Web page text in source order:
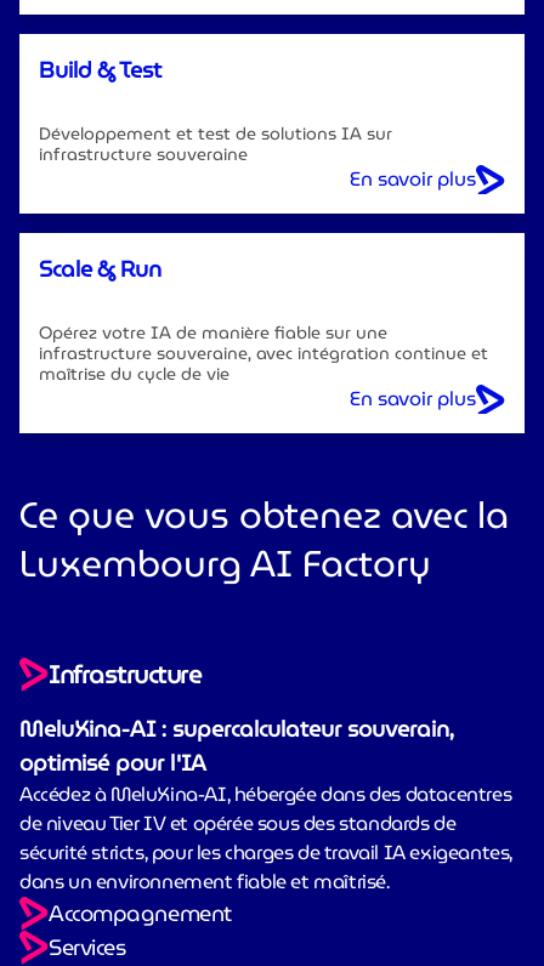
Build & Test
Développement et test de solutions IA sur
infrastructure souveraine
En savoir plus
Scale & Run
Opérez votre IA de manière fiable sur une
infrastructure souveraine, avec intégration continue et
maîtrise du cycle de vie
En savoir plus
Ce que vous obtenez avec la
Luxembourg AI Factory
Infrastructure
MeluXina-AI : supercalculateur souverain,
optimisé pour l'IA
Accédez à MeluXina-AI, hébergée dans des datacentres
de niveau Tier IV et opérée sous des standards de
sécurité stricts, pour les charges de travail IA exigeantes,
dans un environnement fiable et maîtrisé.
Accompagnement
Services